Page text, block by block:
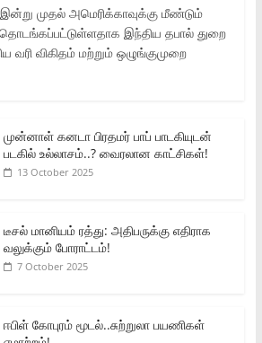
இன்று முதல் அமெரிக்காவுக்கு மீண்டும்
இந்திய தபால் துறை
வரி விகிதம் மற்றும் ஒழுங்குமுறை
முன்னாள் கனடா பிரதமர் பாப் பாடகியுடன்
படகில் உல்லாசம்..? வைரலான காட்சிகள்!
13 October 2025
டீசல் மானியம் ரத்து: அதிபருக்கு எதிராக
வலுக்கும் போராட்டம்!
7 October 2025
ஈபிள் கோபுரம் மூடல்..சுற்றுலா பயணிகள்